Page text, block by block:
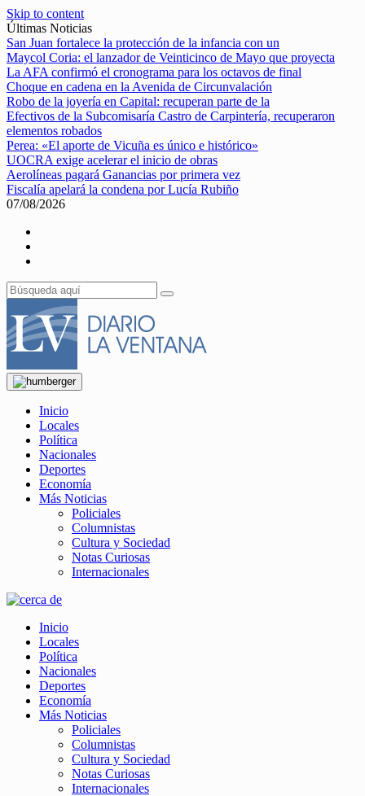
Skip to content
Últimas Noticias
San Juan fortalece la protección de la infancia con un
Maycol Coria: el lanzador de Veinticinco de Mayo que proyecta
La AFA confirmó el cronograma para los octavos de final
Choque en cadena en la Avenida de Circunvalación
Robo de la joyería en Capital: recuperan parte de la
Efectivos de la Subcomisaría Castro de Carpintería, recuperaron
elementos robados
Perea: «El aporte de Vicuña es único e histórico»
UOCRA exige acelerar el inicio de obras
Aerolíneas pagará Ganancias por primera vez
Fiscalía apelará la condena por Lucía Rubiño
07/08/2026
Inicio
Locales
Política
Nacionales
Deportes
Economía
Más Noticias
Policiales
Columnistas
Cultura y Sociedad
Notas Curiosas
Internacionales
Inicio
Locales
Política
Nacionales
Deportes
Economía
Más Noticias
Policiales
Columnistas
Cultura y Sociedad
Notas Curiosas
Internacionales